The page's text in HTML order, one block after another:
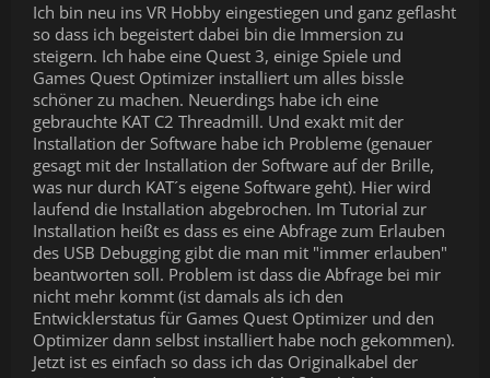
Ich bin neu ins VR Hobby eingestiegen und ganz geflasht
so dass ich begeistert dabei bin die Immersion zu
steigern. Ich habe eine Quest 3, einige Spiele und
Games Quest Optimizer installiert um alles bissle
schöner zu machen. Neuerdings habe ich eine
gebrauchte KAT C2 Threadmill. Und exakt mit der
Installation der Software habe ich Probleme (genauer
gesagt mit der Installation der Software auf der Brille,
was nur durch KAT´s eigene Software geht). Hier wird
laufend die Installation abgebrochen. Im Tutorial zur
Installation heißt es dass es eine Abfrage zum Erlauben
des USB Debugging gibt die man mit "immer erlauben"
beantworten soll. Problem ist dass die Abfrage bei mir
nicht mehr kommt (ist damals als ich den
Entwicklerstatus für Games Quest Optimizer und den
Optimizer dann selbst installiert habe noch gekommen).
Jetzt ist es einfach so dass ich das Originalkabel der